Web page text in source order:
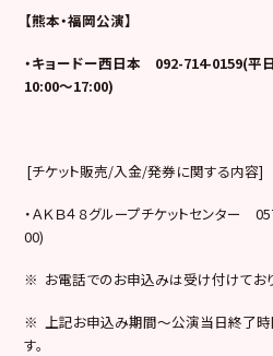
【熊本・福岡公演】
・キョードー西日本 092-714-0159(
10:00～17:00)
[チケット販売/入金/発券に関する内容]
・ＡＫＢ４８グループチケットセンター
00)
※ お電話でのお申込みは受け付けてお
※ 上記お申込み期間～公演当日終了時
す。